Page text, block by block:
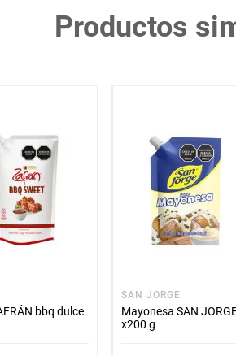
Productos
bbq dulce
SAN JORGE
Mayonesa SAN
x200 g